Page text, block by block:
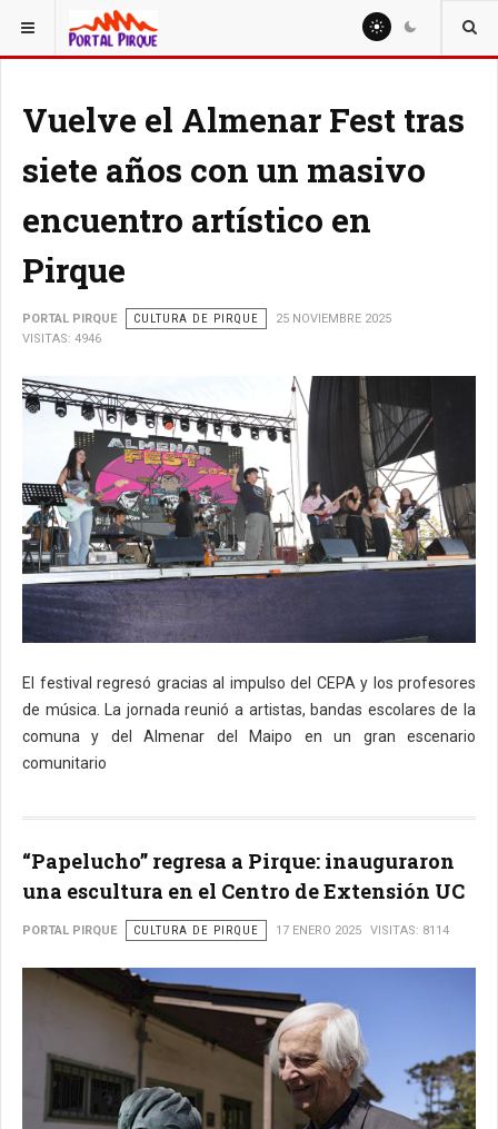
ESTÁ AQUÍ: CULTURA
Vuelve el Almenar Fest tras
siete años con un masivo
encuentro artístico en
Pirque
PORTAL PIRQUE CULTURA DE PIRQUE
25 NOVIEMBRE 2025
VISITAS: 4946
El festival regresó gracias al impulso del CEPA y los profesores
de música. La jornada reunió a artistas, bandas escolares de la
comuna y del Almenar del Maipo en un gran escenario
comunitario
“Papelucho” regresa a Pirque: inauguraron
una escultura en el Centro de Extensión UC
PORTAL PIRQUE CULTURA DE PIRQUE 17 ENERO 2025 VISITAS: 8114